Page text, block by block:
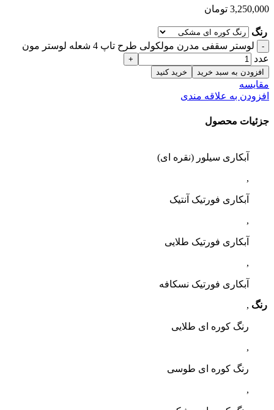
3,250,000 تومان
رنگ
لوستر سقفی مدرن مولکولی طرح تاپ 4 شعله لوستر مون
عدد
افزودن به سبد خرید خرید کنید
مقایسه
افزودن به علاقه مندی
جزئیات محصول
رنگ
آبکاری سیلور (نقره ای)
,
آبکاری فورتیک آنتیک
,
آبکاری فورتیک طلایی
,
آبکاری فورتیک نسکافه
,
رنگ کوره ای طلایی
,
رنگ کوره ای طوسی
,